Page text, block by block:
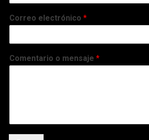
Correo electrónico*
Comentario o mensaje*